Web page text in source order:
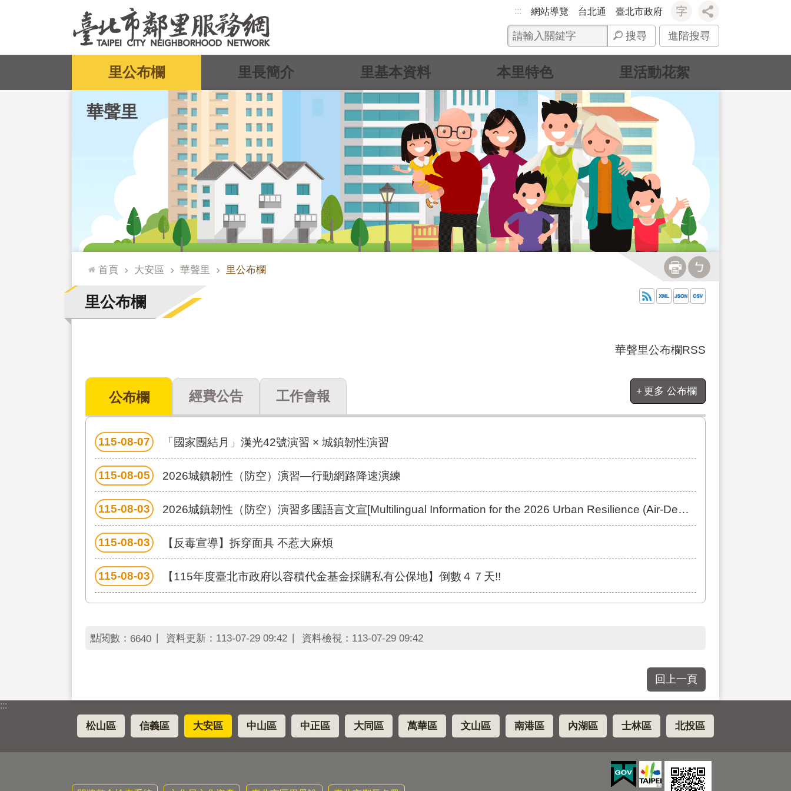
::: 網站導覽 台北通 臺北市政府
搜尋 進階搜尋
華聲里
里公布欄 里長簡介 里基本資料 本里特色 里活動花絮
::: 首頁 大安區 華聲里 里公布欄
里公布欄
華聲里公布欄RSS
公布欄 經費公告 工作會報
115-08-07 「國家團結月」漢光42號演習 × 城鎮韌性演習
115-08-05 2026城鎮韌性（防空）演習—行動網路降速演練
115-08-03 2026城鎮韌性（防空）演習多國語言文宣[Multilingual Information for the 2026 Urban Resilience (Air-Defense) Exercise]
115-08-03 【反毒宣導】拆穿面具 不惹大麻煩
115-08-03 【115年度臺北市政府以容積代金基金採購私有公保地】倒數４７天!!
更多 公布欄
點閱數： 6640 資料更新： 113-07-29 09:42 資料檢視： 113-07-29 09:42
回上一頁
:::
松山區 信義區 大安區 中山區 中正區 大同區 萬華區 文山區 南港區 內湖區 士林區 北投區